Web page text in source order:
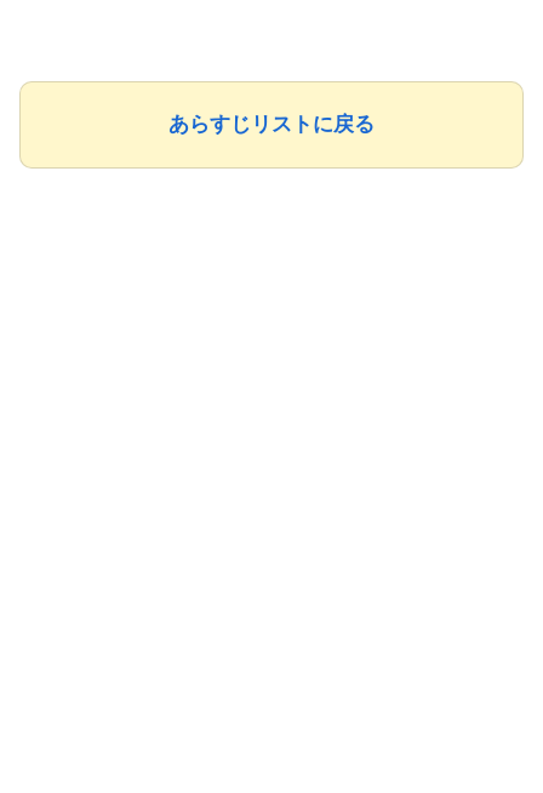
あらすじリストに戻る